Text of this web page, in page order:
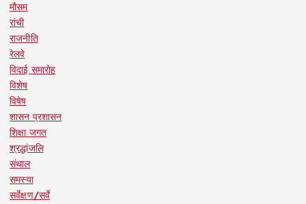
मौसम
रांची
राजनीति
रेलवे
विदाई समारोह
विशेष
विषेष
शासन प्रशासन
शिक्षा जगत
श्रद्धांजलि
संथाल
समस्या
सर्वेक्षण/सर्वे